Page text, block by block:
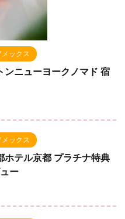
ックス
ンニューヨークノマド 宿
ックス
ホテル京都 プラチナ特典
ー